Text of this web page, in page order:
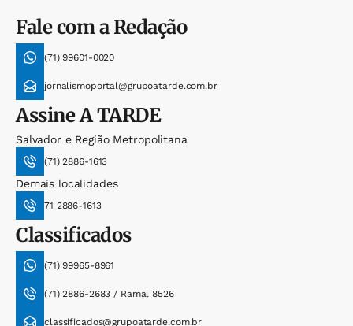
Fale com a Redação
(71) 99601-0020
jornalismoportal@grupoatarde.com.br
AssineA TARDE
Salvador e Região Metropolitana
(71) 2886-1613
Demais localidades
71 2886-1613
Classificados
(71) 99965-8961
(71) 2886-2683 / Ramal 8526
classificados@grupoatarde.com.br